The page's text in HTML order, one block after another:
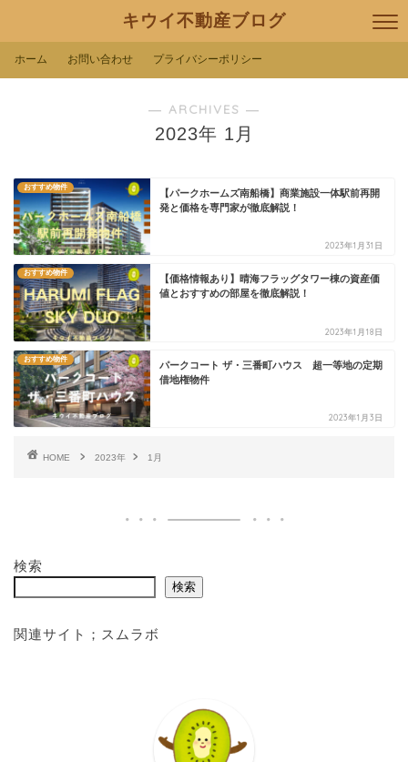
キウイ不動産ブログ
ホーム お問い合わせ プライバシーポリシー
― ARCHIVES ―
2023年 1月
おすすめ物件
【パークホームズ南船橋】商業施設一体駅前再開
発と価格を専門家が徹底解説！
2023年1月31日
おすすめ物件
【価格情報あり】晴海フラッグタワー棟の資産価
値とおすすめの部屋を徹底解説！
2023年1月18日
おすすめ物件
パークコート ザ・三番町ハウス 超一等地の定期
借地権物件
2023年1月3日
HOME 2023年 1月
検索
検索
関連サイト； スムラボ